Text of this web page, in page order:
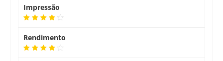
Impressão
Rendimento